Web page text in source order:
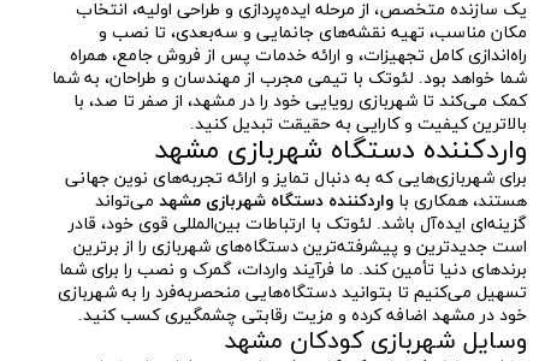
یک سازنده متخصص، از مرحله ایده‌پردازی و طراحی اولیه، انتخاب
مکان مناسب، تهیه نقشه‌های جانمایی و سه‌بعدی، تا نصب و
راه‌اندازی کامل تجهیزات، و ارائه خدمات پس از فروش جامع، همراه
شما خواهد بود. لئوتک با تیمی مجرب از مهندسان و طراحان، به شما
کمک می‌کند تا شهربازی رویایی خود را در مشهد، از صفر تا صد، با
بالاترین کیفیت و کارایی به حقیقت تبدیل کنید.
واردکننده دستگاه شهربازی مشهد
برای شهربازی‌هایی که به دنبال تمایز و ارائه تجربه‌های نوین جهانی
هستند، همکاری با واردکننده دستگاه شهربازی مشهد می‌تواند
گزینه‌ای ایده‌آل باشد. لئوتک با ارتباطات بین‌المللی قوی خود، قادر
است جدیدترین و پیشرفته‌ترین دستگاه‌های شهربازی را از برترین
برندهای دنیا تأمین کند. ما فرآیند واردات، گمرک و نصب را برای شما
تسهیل می‌کنیم تا بتوانید دستگاه‌هایی منحصربه‌فرد را به شهربازی
خود در مشهد اضافه کرده و مزیت رقابتی چشمگیری کسب کنید.
وسایل شهربازی کودکان مشهد